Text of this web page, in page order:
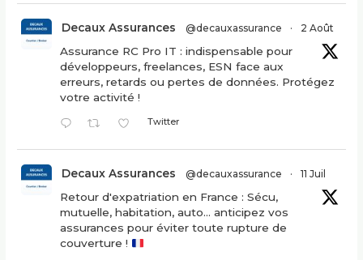
Decaux Assurances @decauxassurance · 2 Août
Assurance RC Pro IT : indispensable pour
développeurs, freelances, ESN face aux
erreurs, retards ou pertes de données. Protégez
votre activité !
Twitter
Decaux Assurances @decauxassurance · 11 Juil
Retour d'expatriation en France : Sécu,
mutuelle, habitation, auto... anticipez vos
assurances pour éviter toute rupture de
couverture !